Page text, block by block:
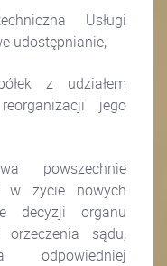
Usługi
udostępnianie,
z udziałem
jego
powszechnie
w życie nowych
decyzji organu
sądu,
odpowiedniej